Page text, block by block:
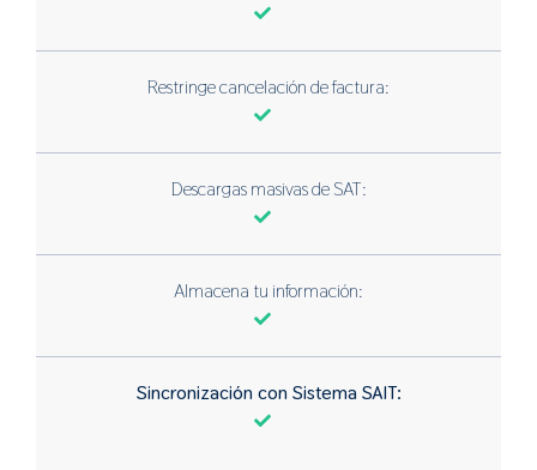
Restringe cancelación de factura:
Descargas masivas de SAT:
Almacena tu información:
Sincronización con Sistema SAIT: